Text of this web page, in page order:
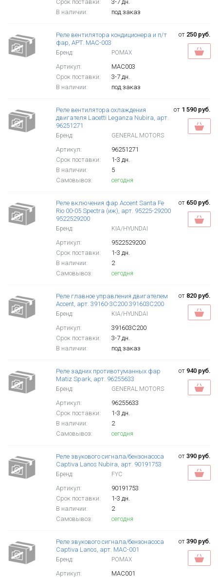
Срок поставки:
3-7 дн.
В наличии:
под заказ
Реле вентилятора кондиционера и п/т
фар, АРТ. MAC-003
Бренд: POMAX
Артикул:
MAC003
Срок поставки:
3-7 дн.
В наличии:
под заказ
от 250 руб.
Реле вентилятора охлаждения
двигателя Lacetti Leganza Nubira, арт.
96251271
Бренд: GENERAL MOTORS
Артикул:
96251271
Срок поставки:
1-3 дн.
В наличии:
5
Самовывоз:
сегодня
от 1 590 руб.
Реле включения фар Accent Santa Fe
Rio 00-05 Spectra (иж), арт. 95225-29200
9522529200
Бренд: KIA/HYUNDAI
Артикул:
9522529200
Срок поставки:
1-3 дн.
В наличии:
2
Самовывоз:
сегодня
от 650 руб.
Реле главное управления двигателем
Accent, арт. 39160-3C200 391603C200
Бренд: KIA/HYUNDAI
Артикул:
391603C200
Срок поставки:
3-7 дн.
В наличии:
под заказ
от 820 руб.
Реле задних противотуманных фар
Matiz Spark, арт. 96255633
Бренд: GENERAL MOTORS
Артикул:
96255633
Срок поставки:
1-3 дн.
В наличии:
2
Самовывоз:
сегодня
от 940 руб.
Реле звукового сигнала/бензонасоса
Captiva Lanos Nubira, арт. 90191753
Бренд: FYC
Артикул:
90191753
Срок поставки:
1-3 дн.
В наличии:
2
Самовывоз:
сегодня
от 390 руб.
Реле звукового сигнала/бензонасоса
Captiva Lanos, арт. MAC-001
Бренд: POMAX
Артикул:
MAC001
от 390 руб.